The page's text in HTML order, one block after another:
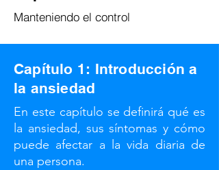
Manteniendo el control
Capítulo 1: Introducción a
la ansiedad
En este capítulo se definirá qué es
la ansiedad, sus síntomas y cómo
puede afectar a la vida diaria de
una persona.